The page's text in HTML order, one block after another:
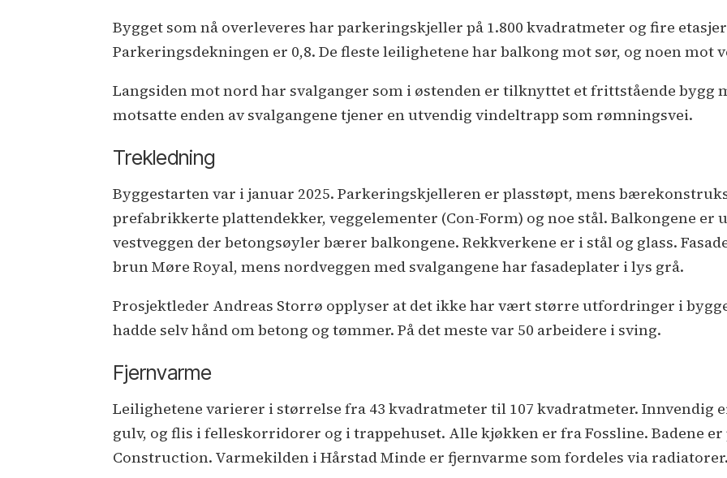
Bygget som nå overleveres har parkeringskjeller på 1.800 kvadratmeter og fire
Parkeringsdekningen er 0,8. De fleste leilighetene har balkong mot sør, og noen mot
Langsiden mot nord har svalganger som i østenden er tilknyttet et frittstående bygg
motsatte enden av svalgangene tjener en utvendig vindeltrapp som rømningsvei.
Trekledning
Byggestarten var i januar 2025. Parkeringskjelleren er plasstøpt, mens
prefabrikkerte plattendekker, veggelementer (Con-Form) og noe stål. Balkongene er
vestveggen der betongsøyler bærer balkongene. Rekkverkene er i stål og glass.
brun Møre Royal, mens nordveggen med svalgangene har fasadeplater i lys grå.
Prosjektleder Andreas Storrø opplyser at det ikke har vært større utfordringer i
hadde selv hånd om betong og tømmer. På det meste var 50 arbeidere i sving.
Fjernvarme
Leilighetene varierer i størrelse fra 43 kvadratmeter til 107 kvadratmeter. Innvendig
gulv, og flis i felleskorridorer og i trappehuset. Alle kjøkken er fra Fossline. Badene
Construction. Varmekilden i Hårstad Minde er fjernvarme som fordeles via radiatorer.